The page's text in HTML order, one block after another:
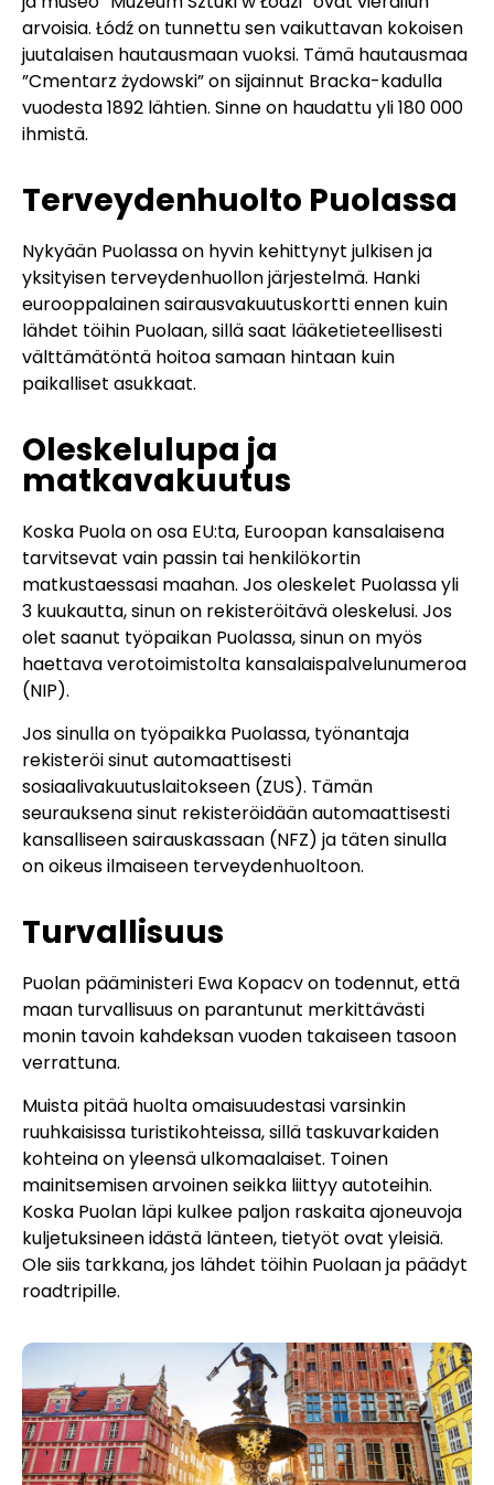
arvoisia. Łódź on tunnettu sen vaikuttavan kokoisen
juutalaisen hautausmaan vuoksi. Tämä hautausmaa
”Cmentarz żydowski” on sijainnut Bracka-kadulla
vuodesta 1892 lähtien. Sinne on haudattu yli 180 000
ihmistä.
Terveydenhuolto Puolassa
Nykyään Puolassa on hyvin kehittynyt julkisen ja
yksityisen terveydenhuollon järjestelmä. Hanki
eurooppalainen sairausvakuutuskortti ennen kuin
lähdet töihin Puolaan, sillä saat lääketieteellisesti
välttämätöntä hoitoa samaan hintaan kuin
paikalliset asukkaat.
Oleskelulupa ja
matkavakuutus
Koska Puola on osa EU:ta, Euroopan kansalaisena
tarvitsevat vain passin tai henkilökortin
matkustaessasi maahan. Jos oleskelet Puolassa yli
3 kuukautta, sinun on rekisteröitävä oleskelusi. Jos
olet saanut työpaikan Puolassa, sinun on myös
haettava verotoimistolta kansalaispalvelunumeroa
(NIP).
Jos sinulla on työpaikka Puolassa, työnantaja
rekisteröi sinut automaattisesti
sosiaalivakuutuslaitokseen (ZUS). Tämän
seurauksena sinut rekisteröidään automaattisesti
kansalliseen sairauskassaan (NFZ) ja täten sinulla
on oikeus ilmaiseen terveydenhuoltoon.
Turvallisuus
Puolan pääministeri Ewa Kopacv on todennut, että
maan turvallisuus on parantunut merkittävästi
monin tavoin kahdeksan vuoden takaiseen tasoon
verrattuna.
Muista pitää huolta omaisuudestasi varsinkin
ruuhkaisissa turistikohteissa, sillä taskuvarkaiden
kohteina on yleensä ulkomaalaiset. Toinen
mainitsemisen arvoinen seikka liittyy autoteihin.
Koska Puolan läpi kulkee paljon raskaita ajoneuvoja
kuljetuksineen idästä länteen, tietyöt ovat yleisiä.
Ole siis tarkkana, jos lähdet töihin Puolaan ja päädyt
roadtripille.